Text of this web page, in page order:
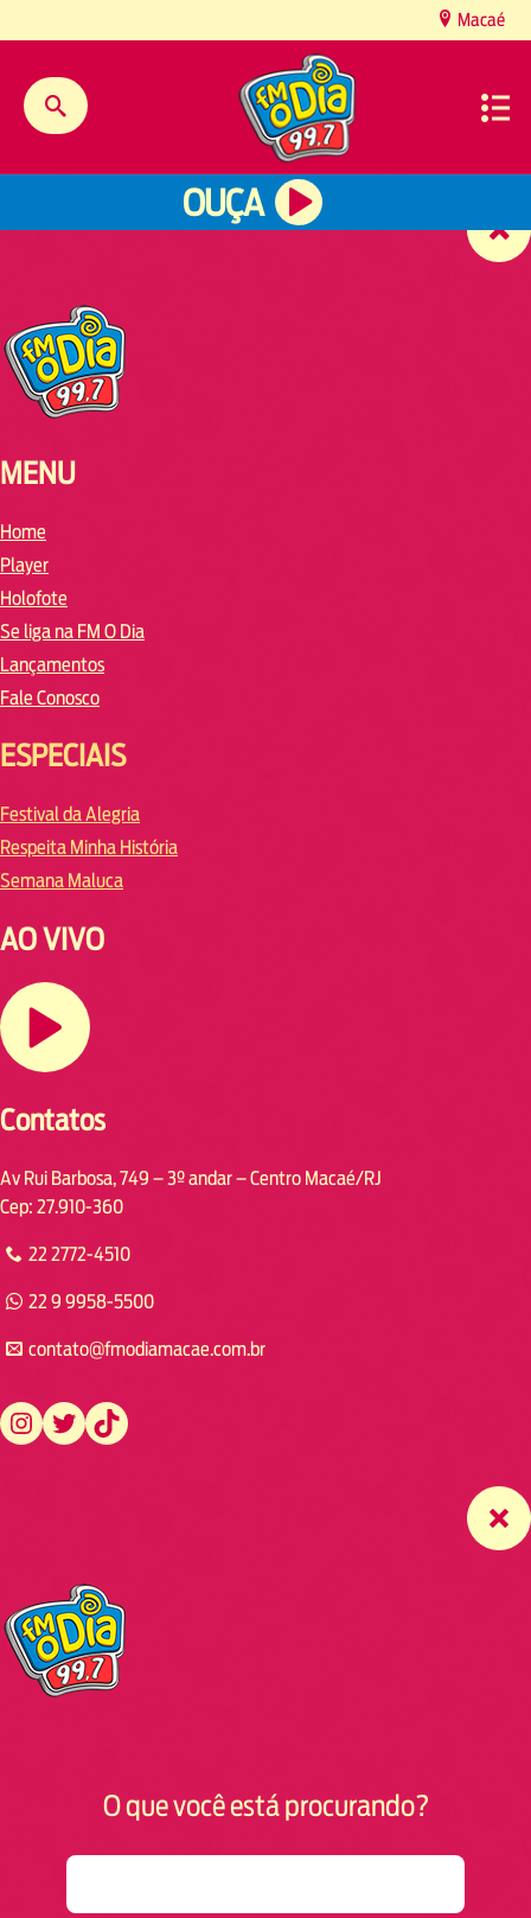
Macaé
OUÇA
MENU
Home
Player
Holofote
Se liga na FM O Dia
Lançamentos
Fale Conosco
ESPECIAIS
Festival da Alegria
Respeita Minha História
Semana Maluca
AO VIVO
Contatos
Av Rui Barbosa, 749 – 3º andar – Centro Macaé/RJ
Cep: 27.910-360
22 2772-4510
22 9 9958-5500
contato@fmodiamacae.com.br
https://www.instagram.com/fmodia.macae/ https://twitter.com/fmodia.macae/ https://www.tiktok.com/@fmodia.macae
O que você está procurando?